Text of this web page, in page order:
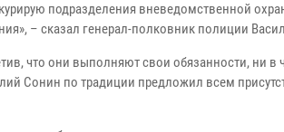
подразделения вневедомственной
– сказал генерал-полковник полиции
что они выполняют свои обязанности, ни в
Сонин по традиции предложил всем